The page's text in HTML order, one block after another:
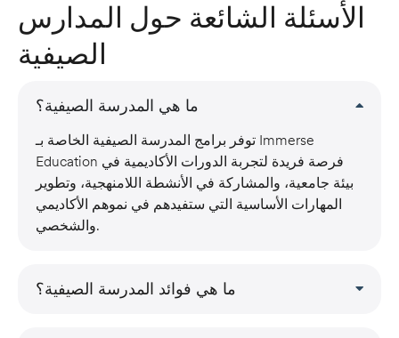
الأسئلة الشائعة حول المدارس
الصيفية
ما هي المدرسة الصيفية؟
توفر برامج المدرسة الصيفية الخاصة بـ Immerse
Education فرصة فريدة لتجربة الدورات الأكاديمية في
بيئة جامعية، والمشاركة في الأنشطة اللامنهجية، وتطوير
المهارات الأساسية التي ستفيدهم في نموهم الأكاديمي
والشخصي.
ما هي فوائد المدرسة الصيفية؟